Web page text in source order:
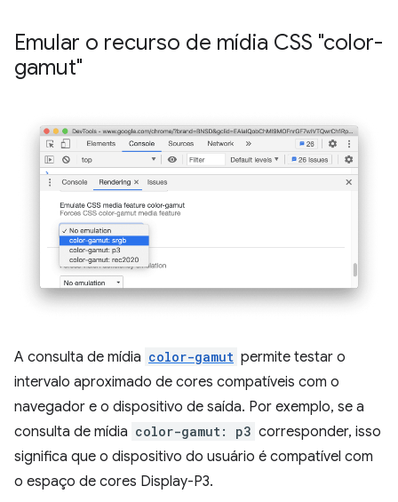
Emular o recurso de mídia CSS "color-
gamut"
A consulta de mídia color-gamut permite testar o
intervalo aproximado de cores compatíveis com o
navegador e o dispositivo de saída. Por exemplo, se a
consulta de mídia color-gamut: p3 corresponder, isso
significa que o dispositivo do usuário é compatível com
o espaço de cores Display-P3.